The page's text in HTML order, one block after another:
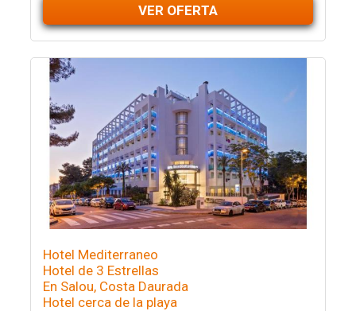
VER OFERTA
Hotel Mediterraneo
Hotel de 3 Estrellas
En Salou, Costa Daurada
Hotel cerca de la playa